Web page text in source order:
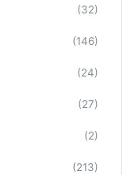
(32)
(146)
(24)
(27)
(2)
(213)